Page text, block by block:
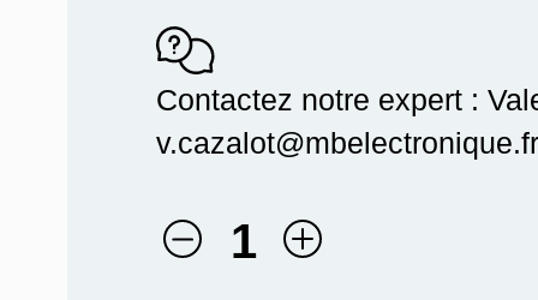
Contactez notre expert :
1